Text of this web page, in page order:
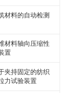
材料的自动检测
材料轴向压缩性
置
夹持固定的纺织
力试验装置